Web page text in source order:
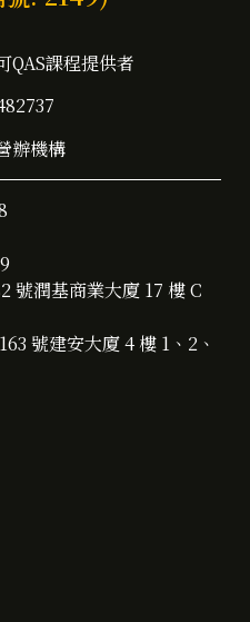
QAS課程提供者
辦機構
號潤基商業大廈 17 樓 C
號建安大廈 4 樓 1、2、